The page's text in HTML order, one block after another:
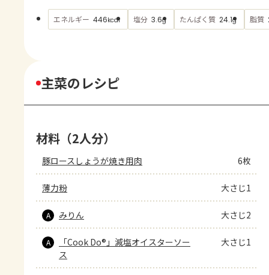
エネルギー 446kcal 塩分 3.6g たんぱく質 24.1g 脂質
主菜のレシピ
材料（2人分）
豚ロースしょうが焼き用肉 6枚
薄力粉 大さじ1
A みりん 大さじ2
A
「Cook Do®」減塩オイスターソー
ス
大さじ1